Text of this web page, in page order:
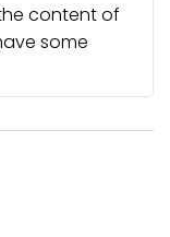
content of
some